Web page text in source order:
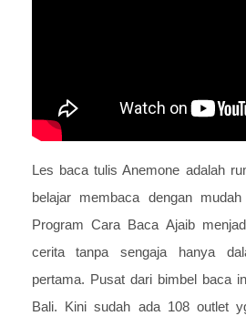
Les baca tulis Anemone adalah
belajar membaca dengan
Program Cara Baca Ajaib
cerita tanpa sengaja hanya
pertama. Pusat dari bimbel baca
Bali. Kini sudah ada 108 outlet